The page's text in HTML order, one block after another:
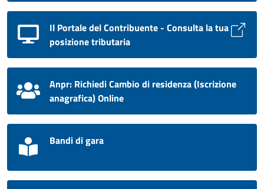
Il Portale del Contribuente - Consulta la tua
posizione tributaria
Anpr: Richiedi Cambio di residenza (Iscrizione
anagrafica) Online
Bandi di gara